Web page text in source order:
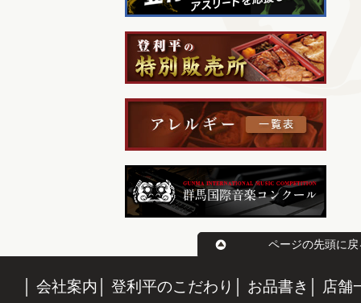
ページの先頭に戻
会社案内 登利平のこだわり お品書き
店舗